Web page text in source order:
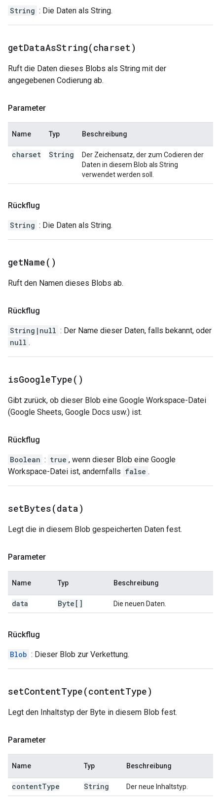
String : Die Daten als String.
getDataAsString(charset)
Ruft die Daten dieses Blobs als String mit der
angegebenen Codierung ab.
Parameter
Name Typ Beschreibung
charset String
Der Zeichensatz, der zum Codieren der
Daten in diesem Blob als String
verwendet werden soll.
Rückflug
String : Die Daten als String.
getName( )
Ruft den Namen dieses Blobs ab.
Rückflug
String|null : Der Name dieser Daten, falls bekannt, oder
null .
isGoogleType( )
Gibt zurück, ob dieser Blob eine Google Workspace-Datei
(Google Sheets, Google Docs usw.) ist.
Rückflug
Boolean : true , wenn dieser Blob eine Google
Workspace-Datei ist, andernfalls false .
setBytes(data)
Legt die in diesem Blob gespeicherten Daten fest.
Parameter
Name Typ Beschreibung
data Byte[] Die neuen Daten.
Rückflug
Blob : Dieser Blob zur Verkettung.
setContentType(contentType)
Legt den Inhaltstyp der Byte in diesem Blob fest.
Parameter
Name Typ Beschreibung
contentType String Der neue Inhaltstyp.